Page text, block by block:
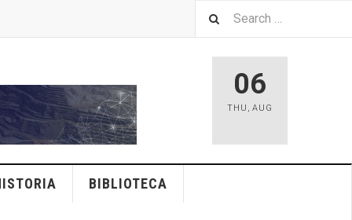
06
THU , AUG
BIBLIOTECA